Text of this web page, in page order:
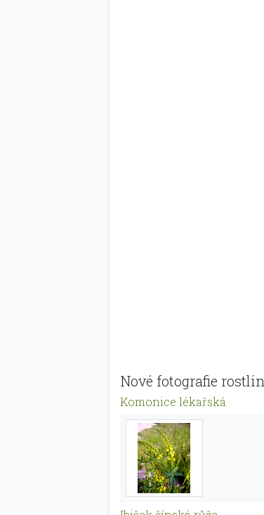
Nové fotografie rostlin
Komonice lékařská